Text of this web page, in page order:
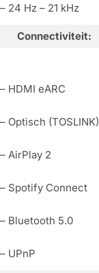
– 24 Hz – 21 kHz
Connectiviteit:
– HDMI eARC
– Optisch (TOSLINK)
– AirPlay 2
– Spotify Connect
– Bluetooth 5.0
– UPnP